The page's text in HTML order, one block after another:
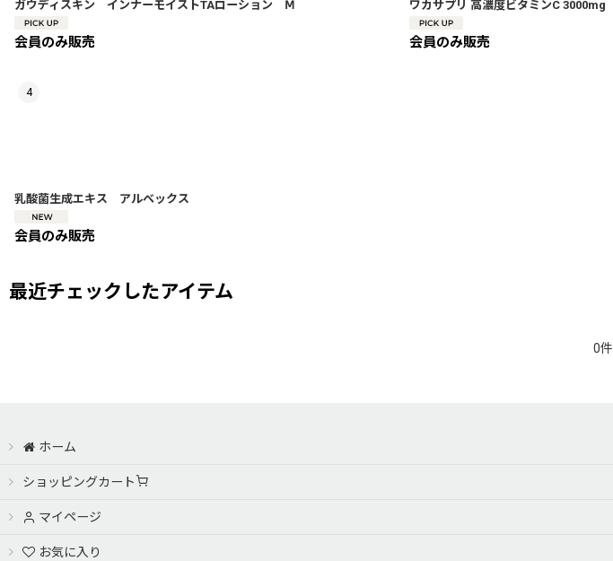
ガウディスキン インナーモイストTAローション Ⅿ
会員のみ販売
ワカサプリ 高濃度ビタミンC 3000mg
会員のみ販売
4
乳酸菌生成エキス アルベックス
会員のみ販売
最近チェックしたアイテム
0件
ホーム
ショッピングカート
マイページ
お気に入り